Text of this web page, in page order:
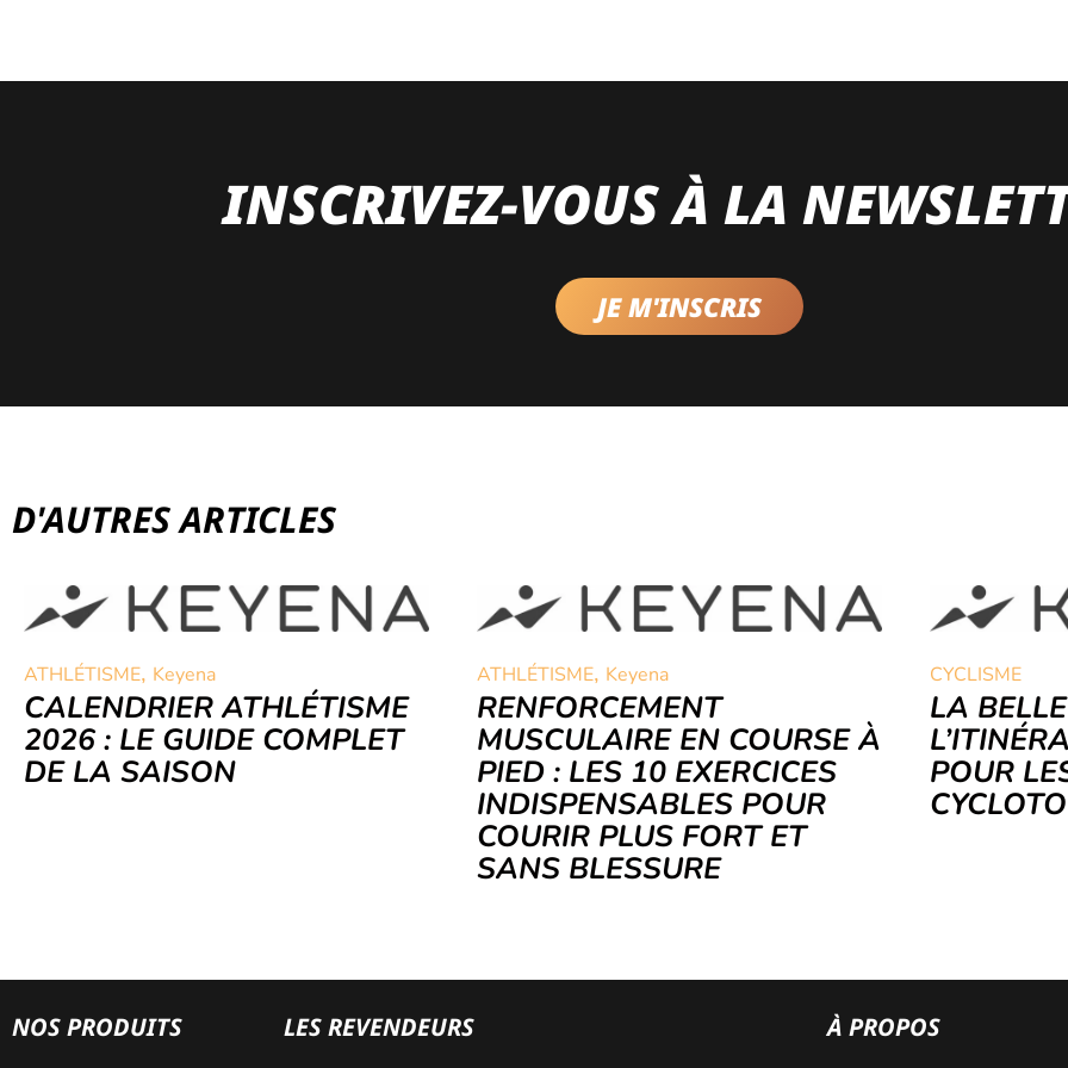
INSCRIVEZ-VOUS À LA
JE M'INSCRIS
D'AUTRES ARTICLES
ATHLÉTISME, Keyena
CALENDRIER ATHLÉTISME
2026 : LE GUIDE COMPLET
DE LA SAISON
ATHLÉTISME, Keyena
RENFORCEMENT
MUSCULAIRE EN COURSE À
PIED : LES 10 EXERCICES
INDISPENSABLES POUR
COURIR PLUS FORT ET
SANS BLESSURE
CYCLISME
LA
POUR
NOS PRODUITS LES REVENDEURS À PROPOS